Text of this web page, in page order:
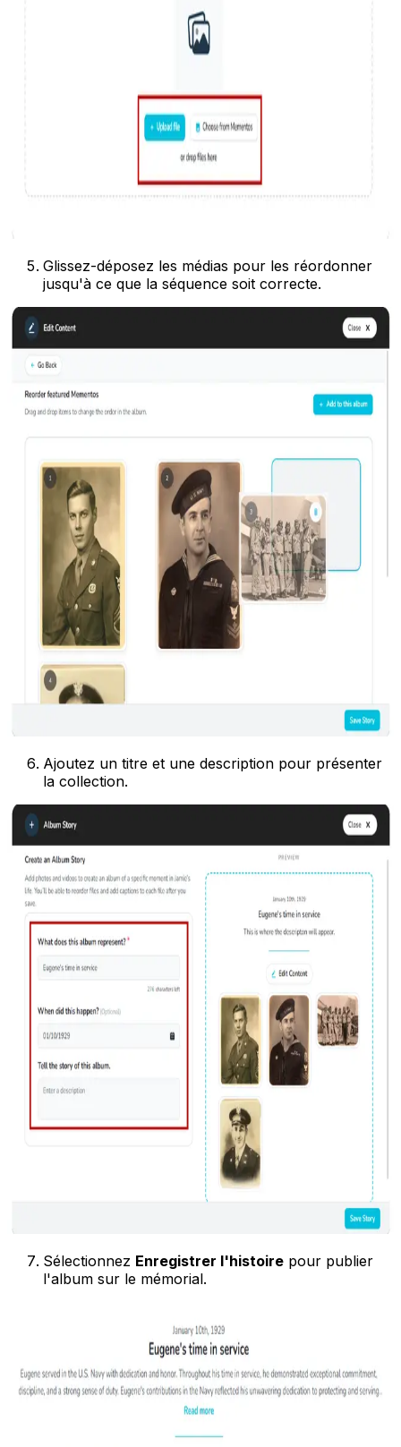
Glissez-déposez les médias pour les réordonner
jusqu'à ce que la séquence soit correcte.
Ajoutez un titre et une description pour présenter
la collection.
Sélectionnez Enregistrer l'histoire pour publier
l'album sur le mémorial.